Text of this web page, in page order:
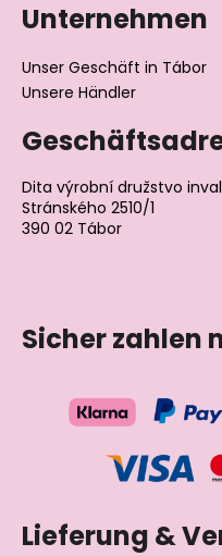
Unternehmen
Unser Geschäft in Tábor
Unsere Händler
Dita výrobní družstvo
Stránského 2510/1
390 02 Tábor
Sicher zahlen
Lieferung &